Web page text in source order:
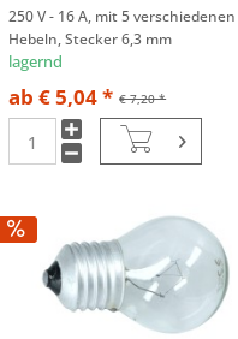
250 V - 16 A, mit 5 verschiedenen
Hebeln, Stecker 6,3 mm
lagernd
€ 7,20 *
ab € 5,04 *